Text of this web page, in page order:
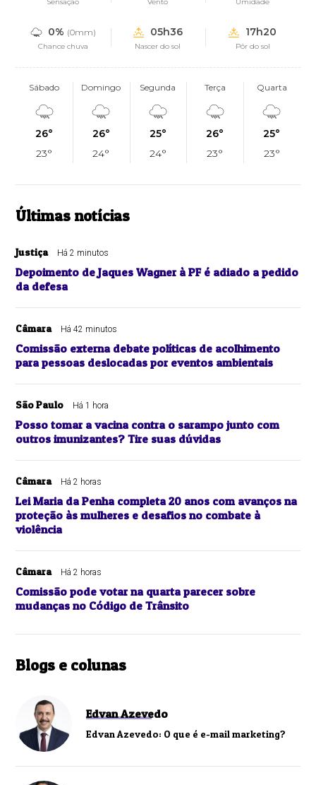
Sensação Vento Umidade
0% (0mm)
Chance chuva
05h36
Nascer do sol
17h20
Pôr do sol
Sábado
26°
23°
Domingo
26°
24°
Segunda
25°
24°
Terça
26°
23°
Quarta
25°
23°
Últimas notícias
Justiça Há 2 minutos
Depoimento de Jaques Wagner à PF é adiado a pedido
da defesa
Câmara Há 42 minutos
Comissão externa debate políticas de acolhimento
para pessoas deslocadas por eventos ambientais
São Paulo Há 1 hora
Posso tomar a vacina contra o sarampo junto com
outros imunizantes? Tire suas dúvidas
Câmara Há 2 horas
Lei Maria da Penha completa 20 anos com avanços na
proteção às mulheres e desafios no combate à
violência
Câmara Há 2 horas
Comissão pode votar na quarta parecer sobre
mudanças no Código de Trânsito
Blogs e colunas
Edvan Azevedo
Edvan Azevedo: O que é e-mail marketing?